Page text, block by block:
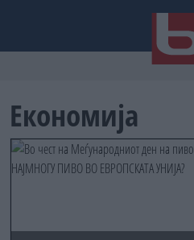
Економија